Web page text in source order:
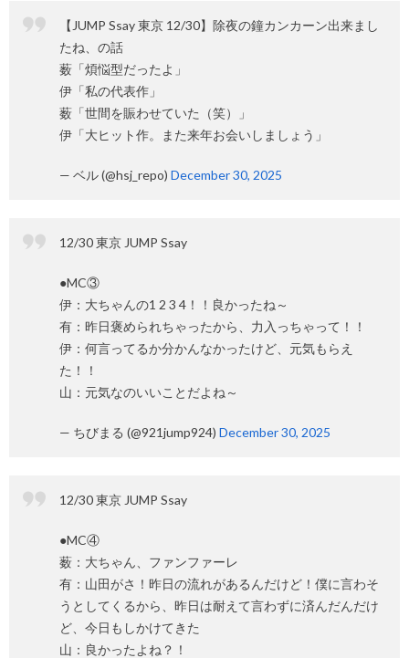
【JUMP Ssay 東京 12/30】除夜の鐘カンカーン出来まし
たね、の話
薮「煩悩型だったよ」
伊「私の代表作」
薮「世間を賑わせていた（笑）」
伊「大ヒット作。また来年お会いしましょう」
— ベル (@hsj_repo) December 30, 2025
12/30 東京 JUMP Ssay
●MC③
伊：大ちゃんの1 2 3 4！！良かったね～
有：昨日褒められちゃったから、力入っちゃって！！
伊：何言ってるか分かんなかったけど、元気もらえ
た！！
山：元気なのいいことだよね～
— ちびまる (@921jump924) December 30, 2025
12/30 東京 JUMP Ssay
●MC④
薮：大ちゃん、ファンファーレ
有：山田がさ！昨日の流れがあるんだけど！僕に言わそ
うとしてくるから、昨日は耐えて言わずに済んだんだけ
ど、今日もしかけてきた
山：良かったよね？！